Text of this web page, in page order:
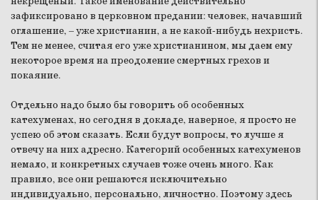
зафиксировано в церковном предании: человек, начавший
оглашение, – уже христианин, а не какой-нибудь нехристь.
Тем не менее, считая его уже христианином, мы даем ему
некоторое время на преодоление смертных грехов и
покаяние.
Отдельно надо было бы говорить об особенных
катехуменах, но сегодня в докладе, наверное, я просто не
успею об этом сказать. Если будут вопросы, то лучше я
отвечу на них адресно. Категорий особенных катехуменов
немало, и конкретных случаев тоже очень много. Как
правило, все они решаются исключительно
индивидуально, персонально, личностно. Поэтому здесь